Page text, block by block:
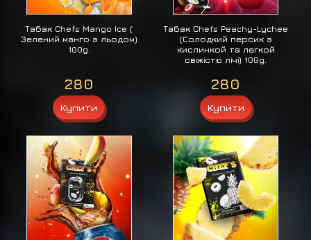
Табак Chefs Mango Ice (
Зелений манго з льодом)
100g.
280
Табак Chefs Peachy-Lychee
(Солодкий персик з
кислинкой та легкой
свіжістю лічі) 100g.
280